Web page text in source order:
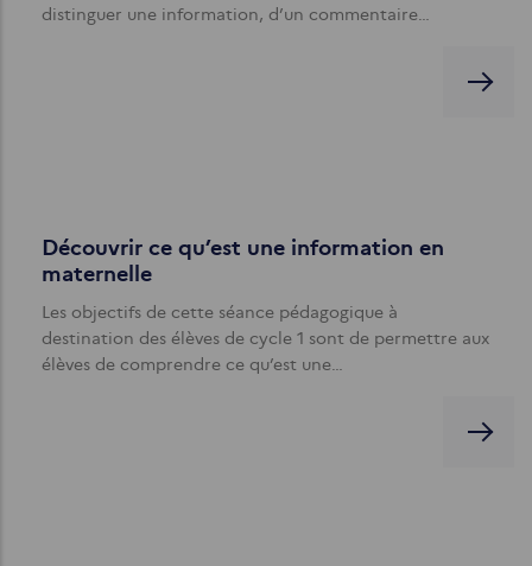
distinguer une information, d’un commentaire…
Découvrir ce qu’est une information en
maternelle
Les objectifs de cette séance pédagogique à
destination des élèves de cycle 1 sont de permettre aux
élèves de comprendre ce qu’est une…